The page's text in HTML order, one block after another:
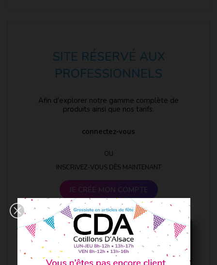
SITE RÉSERVÉ AUX
PROFESSIONNELS
Afin d'explorer notre gamme complète de
produits ainsi que nos tarifs.
connectez-vous
OU
INSCRIVEZ-VOUS DÈS MAINTENANT
JE CRÉE MON COMPTE